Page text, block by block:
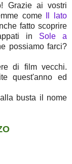
Grazie ai vostri
come
Il lato
fatto scoprire
in Sole a
possiamo farci?
di film vecchi.
quest'anno ed
busta il nome